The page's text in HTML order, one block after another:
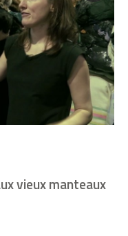
vieux manteaux